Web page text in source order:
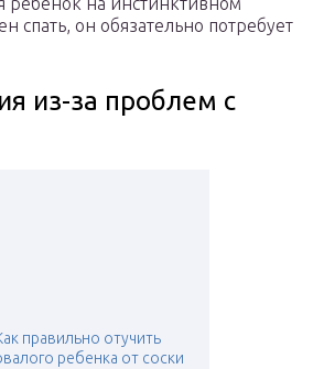
спать, он обязательно потребует
из-за проблем с
правильно отучить
ребенка от соски